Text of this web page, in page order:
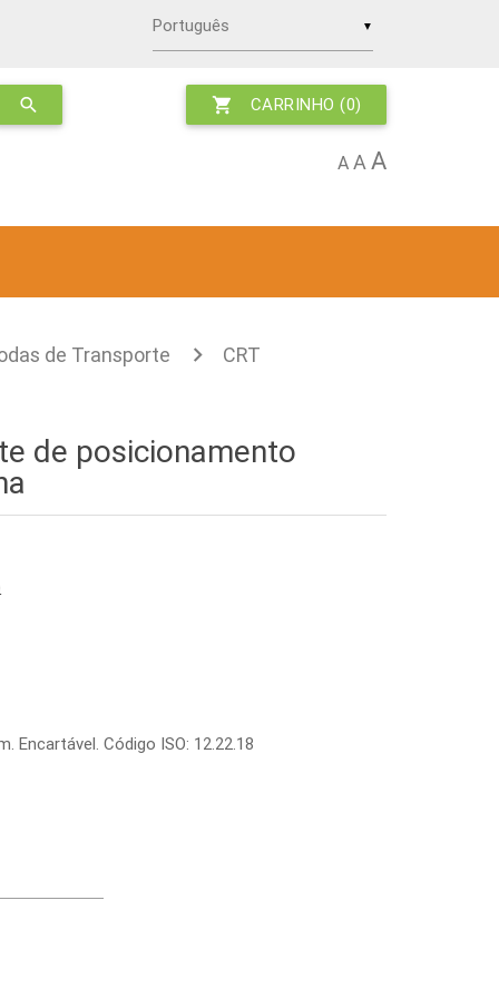
▼
search CARRINHO (0)
shopping_cart
A AA
de Transporte CRT
de posicionamento
Encartável. Código ISO: 12.22.18